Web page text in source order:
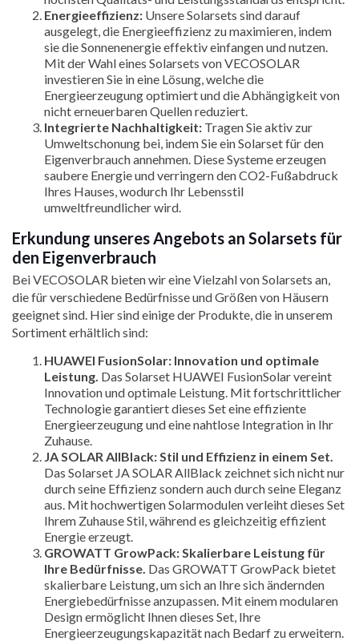
Energieeffizienz: Unsere Solarsets sind darauf
ausgelegt, die Energieeffizienz zu maximieren, indem
sie die Sonnenenergie effektiv einfangen und nutzen.
Mit der Wahl eines Solarsets von VECOSOLAR
investieren Sie in eine Lösung, welche die
Energieerzeugung optimiert und die Abhängigkeit von
nicht erneuerbaren Quellen reduziert.
Integrierte Nachhaltigkeit: Tragen Sie aktiv zur
Umweltschonung bei, indem Sie ein Solarset für den
Eigenverbrauch annehmen. Diese Systeme erzeugen
saubere Energie und verringern den CO2-Fußabdruck
Ihres Hauses, wodurch Ihr Lebensstil
umweltfreundlicher wird.
Erkundung unseres Angebots an Solarsets für
den Eigenverbrauch
Bei VECOSOLAR bieten wir eine Vielzahl von Solarsets an,
die für verschiedene Bedürfnisse und Größen von Häusern
geeignet sind. Hier sind einige der Produkte, die in unserem
Sortiment erhältlich sind:
HUAWEI FusionSolar: Innovation und optimale
Leistung. Das Solarset HUAWEI FusionSolar vereint
Innovation und optimale Leistung. Mit fortschrittlicher
Technologie garantiert dieses Set eine effiziente
Energieerzeugung und eine nahtlose Integration in Ihr
Zuhause.
JA SOLAR AllBlack: Stil und Effizienz in einem Set.
Das Solarset JA SOLAR AllBlack zeichnet sich nicht nur
durch seine Effizienz sondern auch durch seine Eleganz
aus. Mit hochwertigen Solarmodulen verleiht dieses Set
Ihrem Zuhause Stil, während es gleichzeitig effizient
Energie erzeugt.
GROWATT GrowPack: Skalierbare Leistung für
Ihre Bedürfnisse. Das GROWATT GrowPack bietet
skalierbare Leistung, um sich an Ihre sich ändernden
Energiebedürfnisse anzupassen. Mit einem modularen
Design ermöglicht Ihnen dieses Set, Ihre
Energieerzeugungskapazität nach Bedarf zu erweitern.